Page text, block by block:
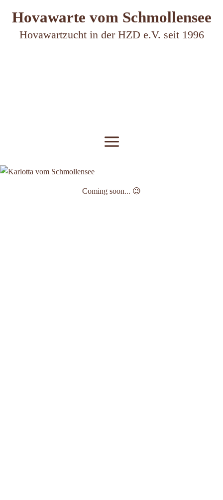
Inhalt
springen
Hovawarte vom Schmollensee
Hovawartzucht in der HZD e.V. seit 1996
Main
Menu
Coming soon... 😉